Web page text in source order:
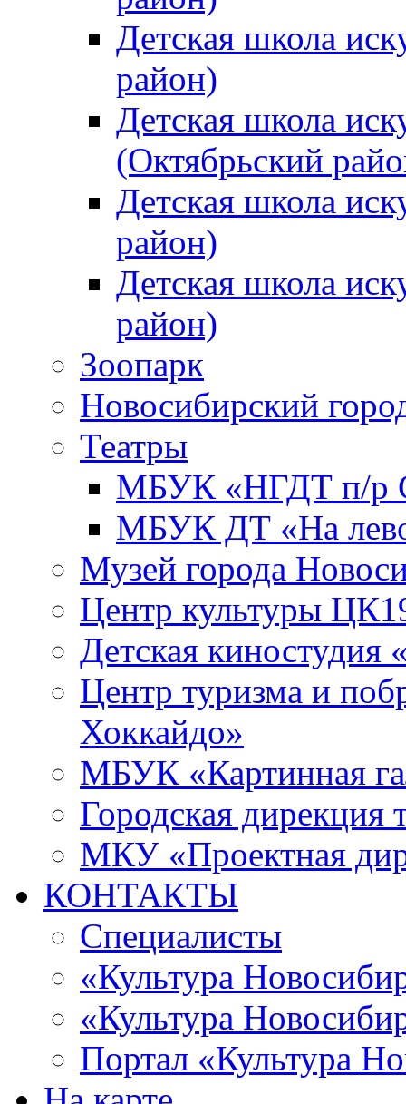
Детская школа
район)
Детская школа
(Октябрьский
Детская школа
район)
Детская школа
район)
Зоопарк
Новосибирский
Театры
МБУК «НГДТ п/р
МБУК ДТ «На
Музей города
Центр культуры
Детская киностудия
Центр туризма и
Хоккайдо»
МБУК «Картинная
Городская дирекция
МКУ «Проектная
КОНТАКТЫ
Специалисты
«Культура
«Культура
Портал «Культура